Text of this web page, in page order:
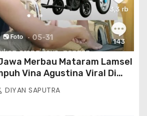
Merbau Mataram Lamsel
Vina Agustina Viral Di
Kursi Roda Listrik, Kepala
Lampung Media
DIYAN SAPUTRA